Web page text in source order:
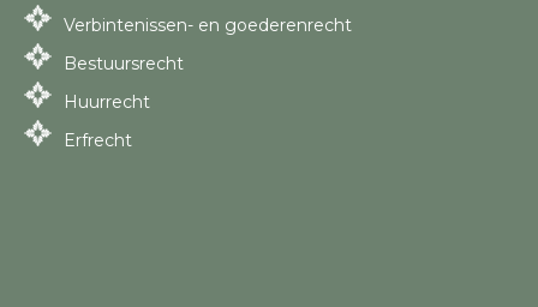
Verbintenissen- en goederenrecht
Bestuursrecht
Huurrecht
Erfrecht